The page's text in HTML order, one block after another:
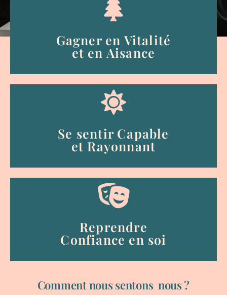
Gagner en Vitalité
et en Aisance
Se sentir Capable
et Rayonnant
Reprendre
Confiance en soi
Comment nous sentons nous ?